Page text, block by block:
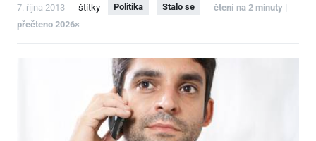
7. října 2013 štítky Politika Stalo se
čtení na 2 minuty |
přečteno 2026×